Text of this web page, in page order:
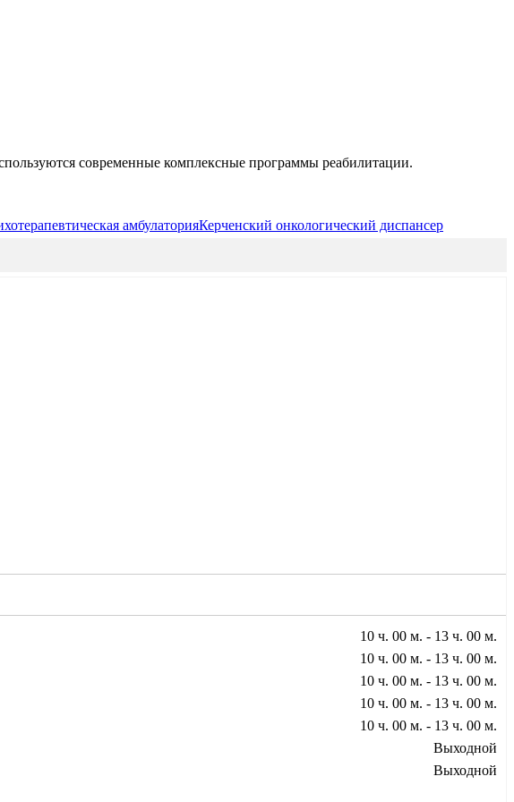
современные комплексные программы реабилитации.
амбулаторияКерченский онкологический диспансер
10 ч. 00 м. - 13 ч. 00 м.
10 ч. 00 м. - 13 ч. 00 м.
10 ч. 00 м. - 13 ч. 00 м.
10 ч. 00 м. - 13 ч. 00 м.
10 ч. 00 м. - 13 ч. 00 м.
Выходной
Выходной